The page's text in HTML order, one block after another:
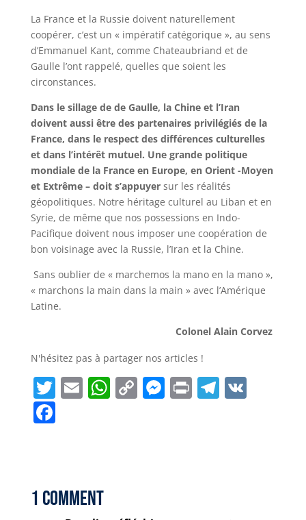
La France et la Russie doivent naturellement
coopérer, c’est un « impératif catégorique », au sens
d’Emmanuel Kant, comme Chateaubriand et de
Gaulle l’ont rappelé, quelles que soient les
circonstances.
Dans le sillage de de Gaulle, la Chine et l’Iran
doivent aussi être des partenaires privilégiés de la
France, dans le respect des différences culturelles
et dans l’intérêt mutuel. Une grande politique
mondiale de la France en Europe, en Orient -Moyen
et Extrême – doit s’appuyer sur les réalités
géopolitiques. Notre héritage culturel au Liban et en
Syrie, de même que nos possessions en Indo-
Pacifique doivent nous imposer une coopération de
bon voisinage avec la Russie, l’Iran et la Chine.
Sans oublier de « marchemos la mano en la mano »,
« marchons la main dans la main » avec l’Amérique
Latine.
Colonel Alain Corvez
N'hésitez pas à partager nos articles !
T
w
it
r
E W C M P T V
F
b
1 Comment